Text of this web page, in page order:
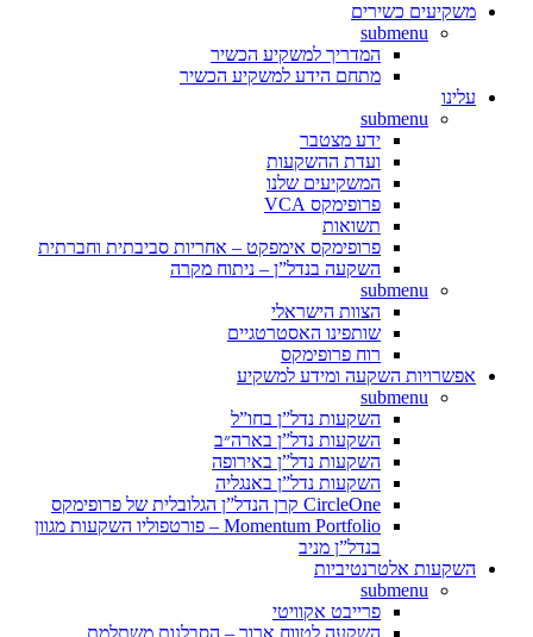
משקיעים כשירים
submenu
המדריך למשקיע הכשיר
מתחם הידע למשקיע הכשיר
עלינו
submenu
ידע מצטבר
ועדת ההשקעות
המשקיעים שלנו
פרופימקס VCA
תשואות
פרופימקס אימפקט – אחריות סביבתית וחברתית
השקעה בנדל”ן – ניתוח מקרה
submenu
הצוות הישראלי
שותפינו האסטרטגיים
רוח פרופימקס
אפשרויות השקעה ומידע למשקיע
submenu
השקעות נדל”ן בחו”ל
השקעות נדל”ן בארה״ב
השקעות נדל”ן באירופה
השקעות נדל”ן באנגליה
CircleOne קרן הנדל”ן הגלובלית של פרופימקס
Momentum Portfolio – פורטפוליו השקעות מגוון
בנדל”ן מניב
השקעות אלטרנטיביות
submenu
פרייבט אקוויטי
השקעה לטווח ארוך – הסבלנות משתלמת